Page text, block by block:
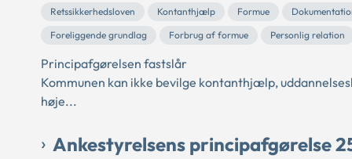
Retssikkerhedsloven Kontanthjælp Formue
Foreliggende grundlag
Forbrug af formue Personlig relation
Principafgørelsen fastslår
Kommunen kan ikke bevilge kontanthjælp,
høje...
Ankestyrelsens principafgørelse